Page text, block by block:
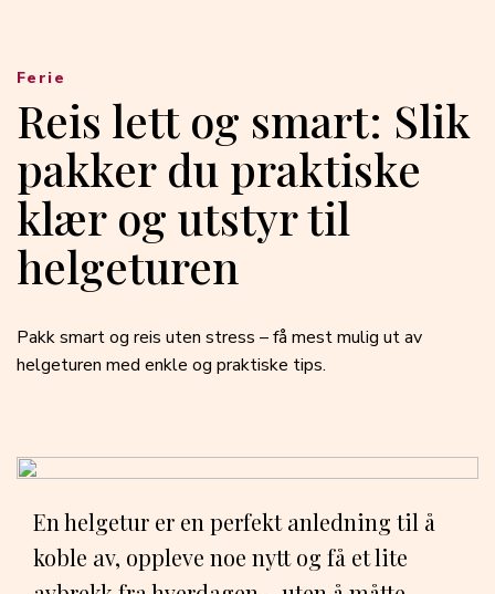
Reis lett og smart: Slik
pakker du praktiske
klær og utstyr til
helgeturen
Pakk smart og reis uten stress – få mest mulig ut av
helgeturen med enkle og praktiske tips.
Ferie
En helgetur er en perfekt anledning til å
koble av, oppleve noe nytt og få et lite